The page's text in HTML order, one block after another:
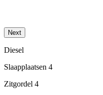
Next
Diesel
Slaapplaatsen 4
Zitgordel 4